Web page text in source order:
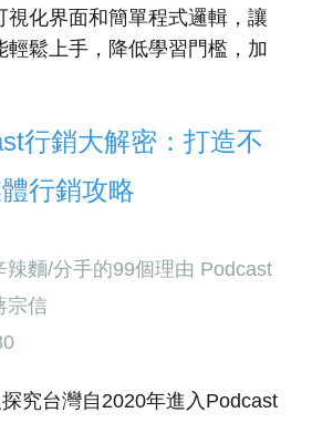
視化界面和簡單程式邏輯，讓
輕鬆上手，降低學習門檻，加
行銷大解密：打造不
行銷攻略
辣麵/分手的99個理由 Podcast
宗信
究台灣自2020年進入Podcast